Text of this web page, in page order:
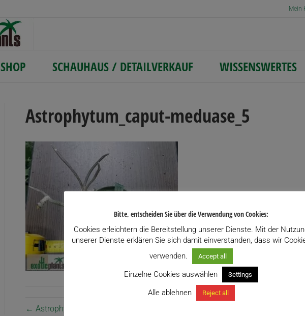
Mein
SHOP SCHAUHAUS / DETAILVERKAUF WISSENSWERTES
Astrophytum_caput-meduase_5
← Astrophytum caput-medusae
Bitte, entscheiden Sie über die Verwendung von Cookies:
Cookies erleichtern die Bereitstellung unserer Dienste. Mit der
unserer Dienste erklären Sie sich damit einverstanden, dass wir
verwenden.
Accept all
Einzelne Cookies auswählen Settings
Alle ablehnen Reject all